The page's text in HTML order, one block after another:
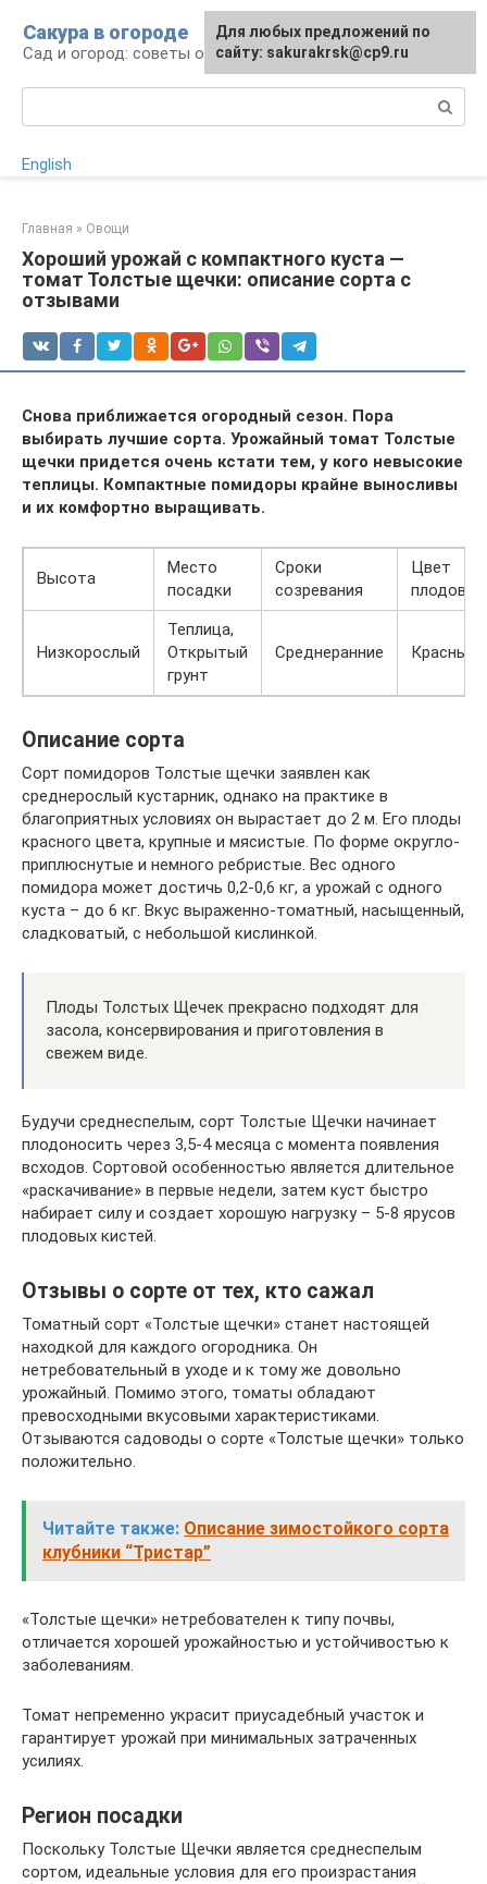
контенту
Сакура в огороде
Сад и огород: советы огородникам
English
Главная » Овощи
Хороший урожай с компактного куста —
томат Толстые щечки: описание сорта с
отзывами
Снова приближается огородный сезон. Пора
выбирать лучшие сорта. Урожайный томат Толстые
щечки придется очень кстати тем, у кого невысокие
теплицы. Компактные помидоры крайне выносливы
и их комфортно выращивать.
Высота
Место
посадки
Сроки
созревания
Цвет
плодов
Низкорослый
Теплица,
Открытый
грунт
Среднеранние Красные
Описание сорта
Сорт помидоров Толстые щечки заявлен как
среднерослый кустарник, однако на практике в
благоприятных условиях он вырастает до 2 м. Его плоды
красного цвета, крупные и мясистые. По форме округло-
приплюснутые и немного ребристые. Вес одного
помидора может достичь 0,2-0,6 кг, а урожай с одного
куста – до 6 кг. Вкус выраженно-томатный, насыщенный,
сладковатый, с небольшой кислинкой.
Плоды Толстых Щечек прекрасно подходят для
засола, консервирования и приготовления в
свежем виде.
Будучи среднеспелым, сорт Толстые Щечки начинает
плодоносить через 3,5-4 месяца с момента появления
всходов. Сортовой особенностью является длительное
«раскачивание» в первые недели, затем куст быстро
набирает силу и создает хорошую нагрузку – 5-8 ярусов
плодовых кистей.
Отзывы о сорте от тех, кто сажал
Томатный сорт «Толстые щечки» станет настоящей
находкой для каждого огородника. Он
нетребовательный в уходе и к тому же довольно
урожайный. Помимо этого, томаты обладают
превосходными вкусовыми характеристиками.
Отзываются садоводы о сорте «Толстые щечки» только
положительно.
Читайте также: Описание зимостойкого сорта
клубники “Тристар”
«Толстые щечки» нетребователен к типу почвы,
отличается хорошей урожайностью и устойчивостью к
заболеваниям.
Томат непременно украсит приусадебный участок и
гарантирует урожай при минимальных затраченных
усилиях.
Регион посадки
Поскольку Толстые Щечки является среднеспелым
сортом, идеальные условия для его произрастания
Для любых предложений по
сайту: sakurakrsk@cp9.ru